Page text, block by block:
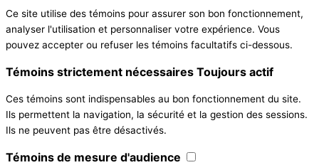
Ce site utilise des témoins pour assurer son bon fonctionnement,
analyser l'utilisation et personnaliser votre expérience. Vous
pouvez accepter ou refuser les témoins facultatifs ci-dessous.
Témoins strictement nécessaires Toujours actif
Ces témoins sont indispensables au bon fonctionnement du site.
Ils permettent la navigation, la sécurité et la gestion des sessions.
Ils ne peuvent pas être désactivés.
Témoins de mesure d'audience